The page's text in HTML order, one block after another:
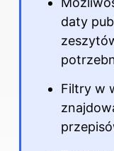
daty
Filtry w